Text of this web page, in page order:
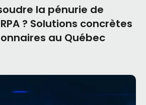
la pénurie de
? Solutions concrètes
au Québec